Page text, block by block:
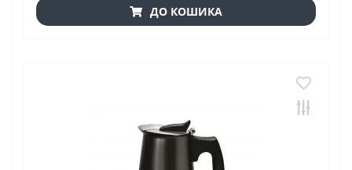
ДО КОШИКА